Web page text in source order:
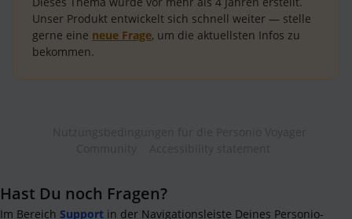
Unser Produkt entwickelt sich schnell weiter — stelle
gerne eine neue Frage, um die aktuellsten Infos zu
bekommen.
Hast Du noch Fragen?
Im Bereich Support in der Navigationsleiste Deines Personio-